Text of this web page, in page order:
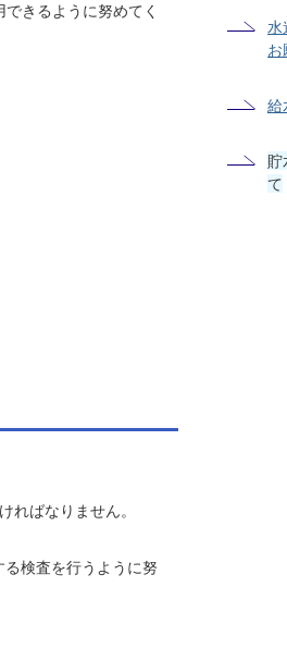
きるように努めてく
ればなりません。
検査を行うように努
水
お
給
貯
て